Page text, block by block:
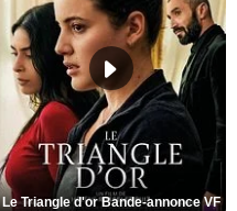
Le Triangle d'or Bande-annonce VF